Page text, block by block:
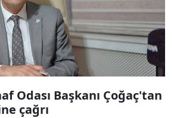
Odası Başkanı Çoğaç'tan
çağrı